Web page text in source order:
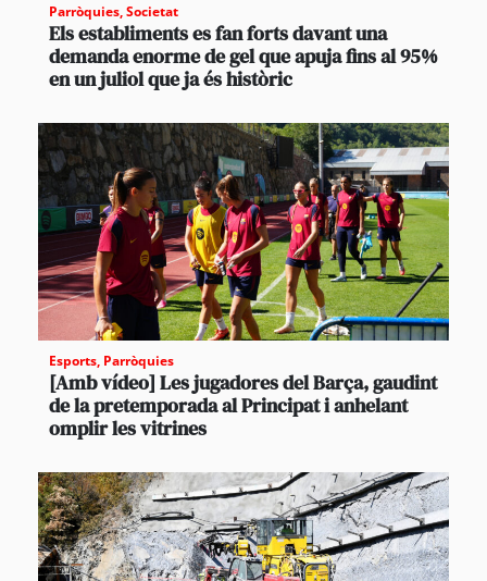
Parròquies,Societat
Els establiments es fan forts davant una
demanda enorme de gel que apuja fins al 95%
en un juliol que ja és històric
Esports, Parròquies
[Amb vídeo] Les jugadores del Barça, gaudint
de la pretemporada al Principat i anhelant
omplir les vitrines